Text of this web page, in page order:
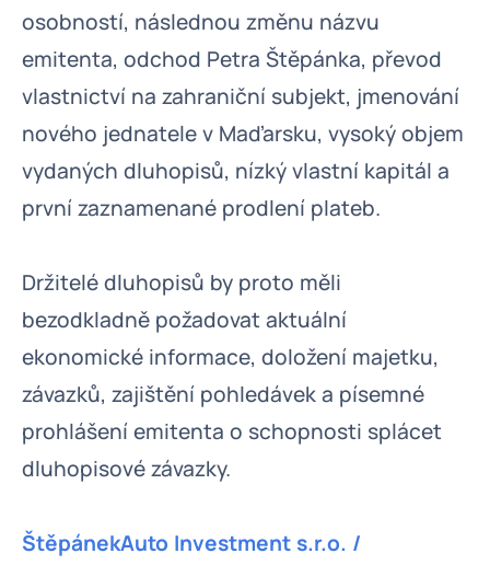
osobností, následnou změnu názvu
emitenta, odchod Petra Štěpánka, převod
vlastnictví na zahraniční subjekt, jmenování
nového jednatele v Maďarsku, vysoký objem
vydaných dluhopisů, nízký vlastní kapitál a
první zaznamenané prodlení plateb.
Držitelé dluhopisů by proto měli
bezodkladně požadovat aktuální
ekonomické informace, doložení majetku,
závazků, zajištění pohledávek a písemné
prohlášení emitenta o schopnosti splácet
dluhopisové závazky.
ŠtěpánekAuto Investment s.r.o. /